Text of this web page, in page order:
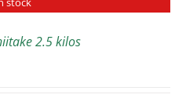
2.5 kilos